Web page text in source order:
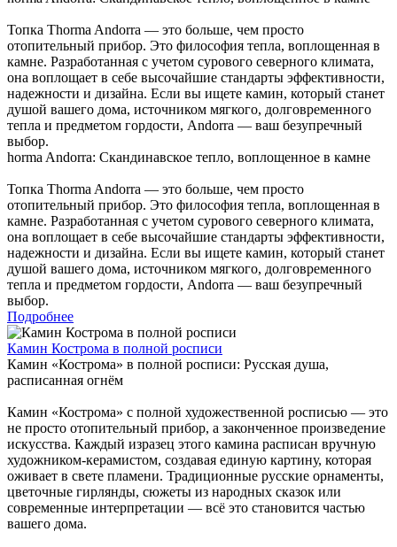
Топка Thorma Andorra — это больше, чем просто
отопительный прибор. Это философия тепла, воплощенная в
камне. Разработанная с учетом сурового северного климата,
она воплощает в себе высочайшие стандарты эффективности,
надежности и дизайна. Если вы ищете камин, который станет
душой вашего дома, источником мягкого, долговременного
тепла и предметом гордости, Andorra — ваш безупречный
выбор.
horma Andorra: Скандинавское тепло, воплощенное в камне
Топка Thorma Andorra — это больше, чем просто
отопительный прибор. Это философия тепла, воплощенная в
камне. Разработанная с учетом сурового северного климата,
она воплощает в себе высочайшие стандарты эффективности,
надежности и дизайна. Если вы ищете камин, который станет
душой вашего дома, источником мягкого, долговременного
тепла и предметом гордости, Andorra — ваш безупречный
выбор.
Подробнее
Камин Кострома в полной росписи
Камин «Кострома» в полной росписи: Русская душа,
расписанная огнём
Камин «Кострома» с полной художественной росписью — это
не просто отопительный прибор, а законченное произведение
искусства. Каждый изразец этого камина расписан вручную
художником-керамистом, создавая единую картину, которая
оживает в свете пламени. Традиционные русские орнаменты,
цветочные гирлянды, сюжеты из народных сказок или
современные интерпретации — всё это становится частью
вашего дома.